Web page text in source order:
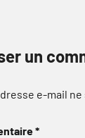
un
e-mail ne
*